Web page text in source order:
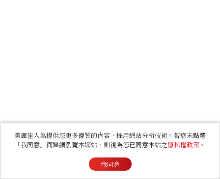
美麗佳人為提供您更多優質的內容，採用網站分析技術。若您未點選
「我同意」而繼續瀏覽本網站，則視為您已同意本站之隱私權政策 。
我同意